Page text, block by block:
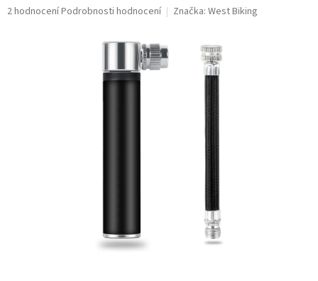
Průměrné
2 hodnoceníPodrobnosti hodnocení Značka: West Biking